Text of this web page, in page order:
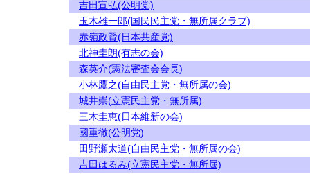
吉田宣弘(公明党)
玉木雄一郎(国民民主党・無所属クラブ)
赤嶺政賢(日本共産党)
北神圭朗(有志の会)
森英介(憲法審査会会長)
小林鷹之(自由民主党・無所属の会)
城井崇(立憲民主党・無所属)
三木圭恵(日本維新の会)
國重徹(公明党)
田野瀬太道(自由民主党・無所属の会)
吉田はるみ(立憲民主党・無所属)